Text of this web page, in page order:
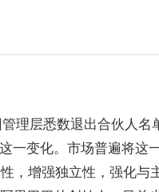
理层悉数退出合伙人名
一变化。市场普遍将这
，增强独立性，强化与